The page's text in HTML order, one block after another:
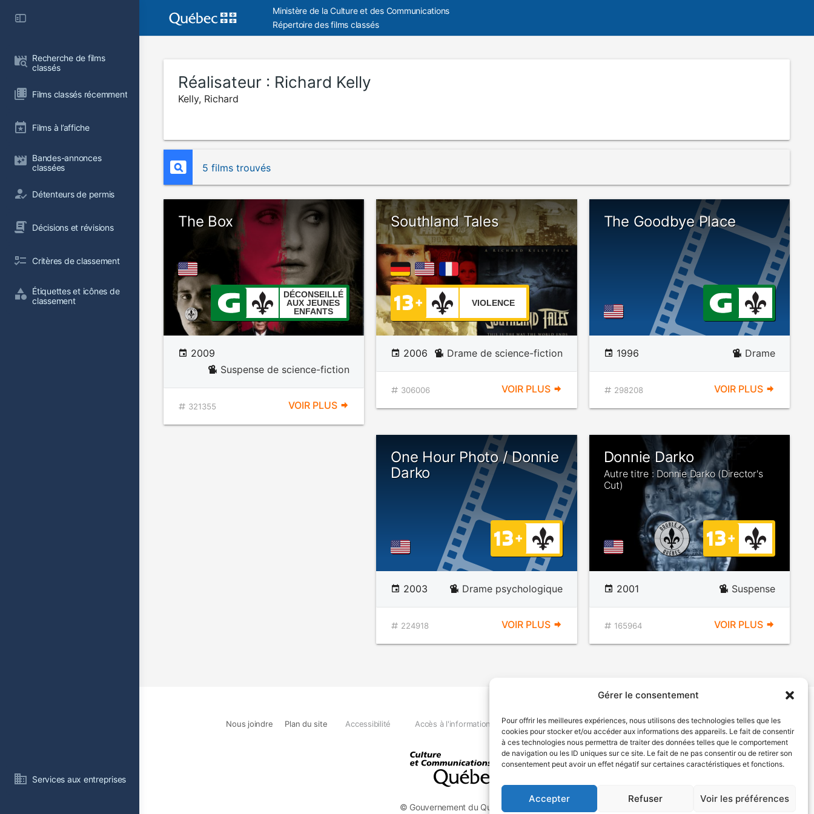
Gérer le consentement
Pour offrir les meilleures expériences, nous utilisons des technologies telles que les
cookies pour stocker et/ou accéder aux informations des appareils. Le fait de consentir
à ces technologies nous permettra de traiter des données telles que le comportement
de navigation ou les ID uniques sur ce site. Le fait de ne pas consentir ou de retirer son
consentement peut avoir un effet négatif sur certaines caractéristiques et fonctions.
Accepter Refuser Voir les préférences
Recherche de films
classés
Films classés récemment
Films à l’affiche
Bandes-annonces
classées
Détenteurs de permis
Décisions et révisions
Critères de classement
Étiquettes et icônes de
classement
Services aux entreprises
Ministère de la Culture et des Communications
Répertoire des films classés
Réalisateur : Richard Kelly
Kelly, Richard
5 films trouvés
The Box
DÉCONSEILLÉ
AUX JEUNES
ENFANTS
2009
Suspense de science-fiction
321355 VOIR PLUS
Southland Tales
VIOLENCE
2006 Drame de science-fiction
306006 VOIR PLUS
The Goodbye Place
1996 Drame
298208 VOIR PLUS
One Hour Photo / Donnie
Darko
2003 Drame psychologique
224918 VOIR PLUS
Donnie Darko
Autre titre : Donnie Darko (Director's
Cut)
2001 Suspense
165964 VOIR PLUS
© Gouvernement du Québec, 2026
Nous joindre Plan du site Accessibilité Accès à l'information Déclaration de services Politique de confidentialité